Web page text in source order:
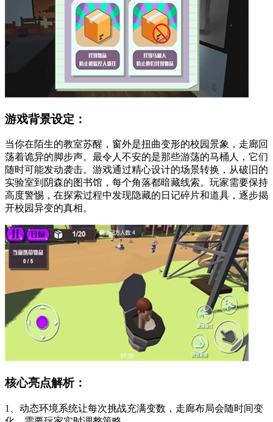
游戏背景设定：
当你在陌生的教室苏醒，窗外是扭曲变形的校园景象，走廊回
荡着诡异的脚步声。最令人不安的是那些游荡的马桶人，它们
随时可能发动袭击。游戏通过精心设计的场景转换，从破旧的
实验室到阴森的图书馆，每个角落都暗藏线索。玩家需要保持
高度警惕，在探索过程中发现隐藏的日记碎片和道具，逐步揭
开校园异变的真相。
核心亮点解析：
1、动态环境系统让每次挑战充满变数，走廊布局会随时间变